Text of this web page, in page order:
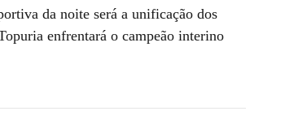
da noite será a unificação dos
enfrentará o campeão interino